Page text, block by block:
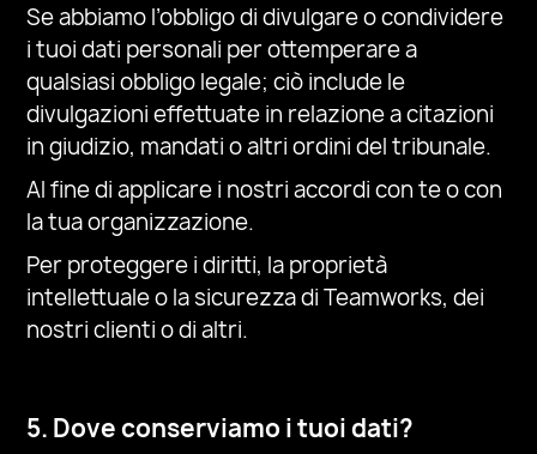
Se abbiamo l’obbligo di divulgare o condividere
i tuoi dati personali per ottemperare a
qualsiasi obbligo legale; ciò include le
divulgazioni effettuate in relazione a citazioni
in giudizio, mandati o altri ordini del tribunale.
Al fine di applicare i nostri accordi con te o con
la tua organizzazione.
Per proteggere i diritti, la proprietà
intellettuale o la sicurezza di Teamworks, dei
nostri clienti o di altri.
5. Dove conserviamo i tuoi dati?